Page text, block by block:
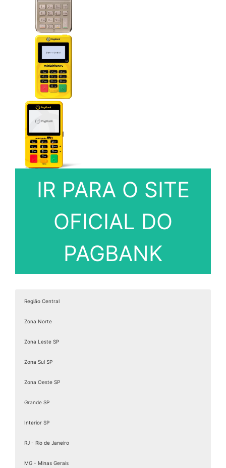
IR PARA O SITE
OFICIAL DO
PAGBANK
Região Central
Zona Norte
Zona Leste SP
Zona Sul SP
Zona Oeste SP
Grande SP
Interior SP
RJ - Rio de Janeiro
MG - Minas Gerais